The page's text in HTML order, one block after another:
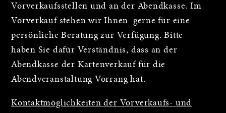
Vorverkaufsstellen und an der Abendkasse. Im
Vorverkauf stehen wir Ihnen gerne für eine
persönliche Beratung zur Verfügung. Bitte
haben Sie dafür Verständnis, dass an der
Abendkasse der Kartenverkauf für die
Abendveranstaltung Vorrang hat.
Kontaktmöglichkeiten der Vorverkaufs- und